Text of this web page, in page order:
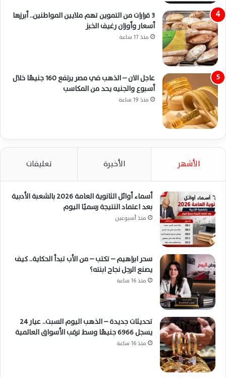
3 قرارات من التموين تهم ملايين المواطنين.. أبرزها
أسعار وأوزان رغيف الخبز
منذ 17 ساعة
عاجل الان – الذهب في مصر يرتفع 160 جنيهًا خلال
أسبوع والجنيه يحد من المكاسب
منذ 19 ساعة
الأشهر الأخيرة تعليقات
أسماء أوائل الثانوية العامة 2026 بالشعبة الأدبية
بعد اعتماد النتيجة رسميًا اليوم
منذ أسبوعين
سحر ابراهيم – تكتب – من الأب تبدأ الحكاية.. كيف
يصنع الرجل نجاح ابنته؟
منذ 16 ساعة
تحديثات جديدة – الذهب اليوم السبت.. عيار 24
يسجل 6966 جنيهًا وسط ترقب الأسواق العالمية
منذ 16 ساعة